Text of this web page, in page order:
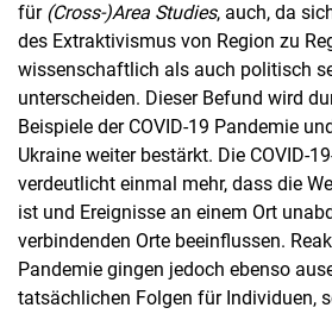
für (Cross-)Area Studies, auch, da
des Extraktivismus von Region zu
wissenschaftlich als auch politisch
unterscheiden. Dieser Befund wird
Beispiele der COVID-19 Pandemie
Ukraine weiter bestärkt. Die COVID-
verdeutlicht einmal mehr, dass die
ist und Ereignisse an einem Ort
verbindenden Orte beeinflussen.
Pandemie gingen jedoch ebenso
tatsächlichen Folgen für Individuen,